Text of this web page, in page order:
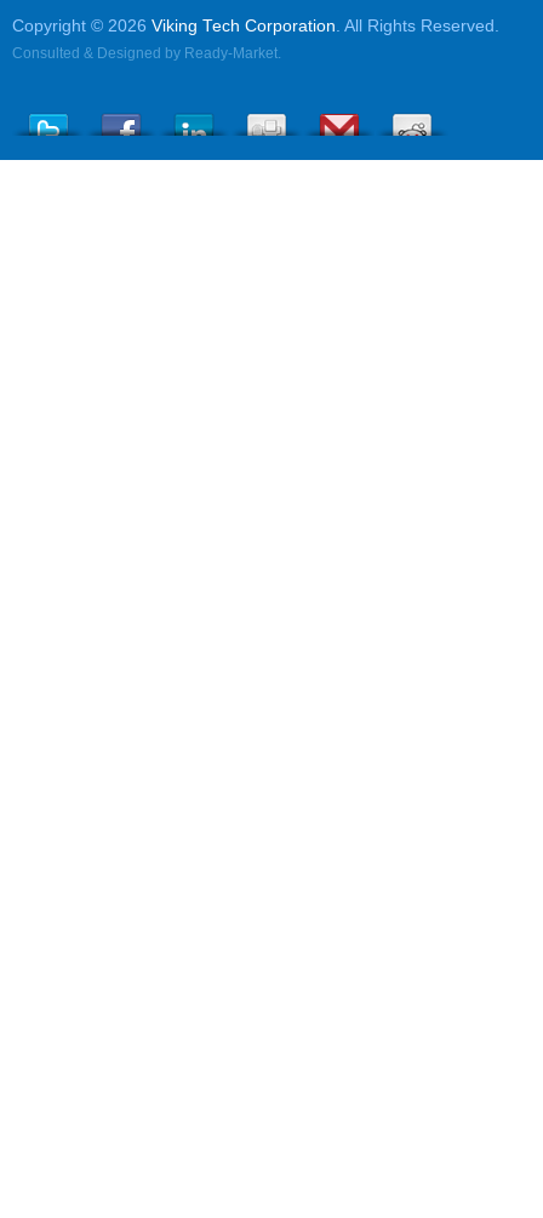
Copyright © 2026 Viking Tech Corporation . All Rights Reserved.
Consulted & Designed by Ready-Market